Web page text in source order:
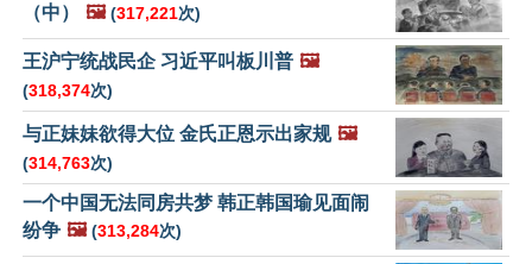
（中）
🖼️ (317,221次)
王沪宁统战民企 习近平叫板川普 🖼️
(318,374次)
与正妹妹欲得大位 金氏正恩示出家规 🖼️
(314,763次)
一个中国无法同房共梦 韩正韩国瑜见面闹
纷争 🖼️ (313,284次)